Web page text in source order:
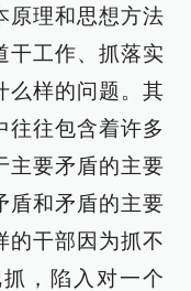
原理和思想方法
干工作、抓落实
么样的问题。其
往往包含着许多
主要矛盾的主要
盾和矛盾的主要
的干部因为抓不
，陷入对一个